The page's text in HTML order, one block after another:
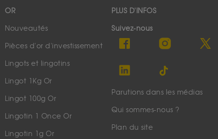
OR
Nouveautés
Pièces d'or d'investissement
Lingots et lingotins
Lingot 1Kg Or
Lingot 100g Or
Lingotin 1 Once Or
Lingotin 1g Or
PLUS D'INFOS
Suivez-nous
Parutions dans les médias
Qui sommes-nous ?
Plan du site